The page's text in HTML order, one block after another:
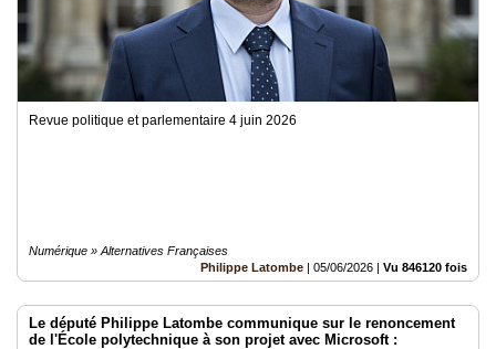
Revue politique et parlementaire 4 juin 2026
Numérique » Alternatives Françaises
Philippe Latombe | 05/06/2026 | Vu 846120 fois
Le député Philippe Latombe communique sur le renoncement
de l'École polytechnique à son projet avec Microsoft :